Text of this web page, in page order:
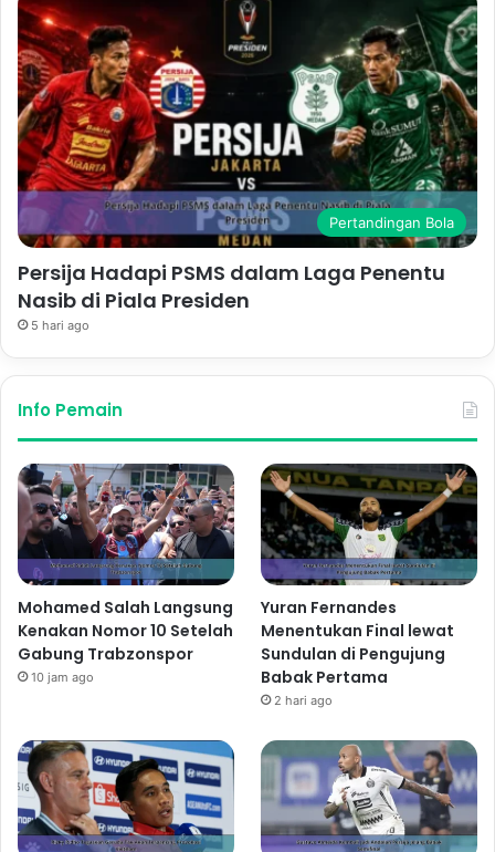
Pertandingan Bola
Persija Hadapi PSMS dalam Laga Penentu
Nasib di Piala Presiden
5 hari ago
Info Pemain
Mohamed Salah Langsung
Kenakan Nomor 10 Setelah
Gabung Trabzonspor
10 jam ago
Yuran Fernandes
Menentukan Final lewat
Sundulan di Pengujung
Babak Pertama
2 hari ago